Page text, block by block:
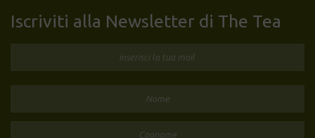
Iscriviti alla Newsletter di The Tea